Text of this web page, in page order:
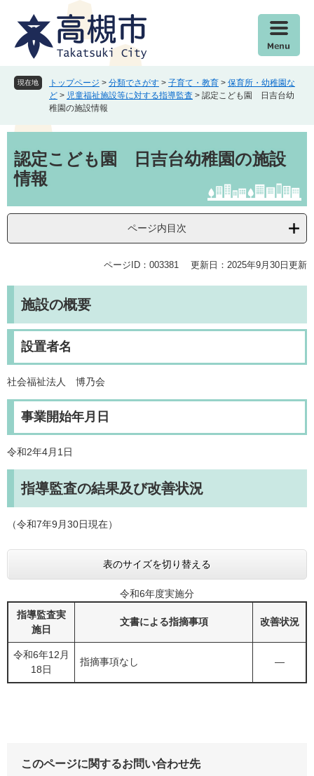
現在地 トップページ > 分類でさがす > 子育て・教育 > 保育所・幼稚園な
ど > 児童福祉施設等に対する指導監査 > 認定こども園 日吉台幼
稚園の施設情報
文認定こども園 日吉台幼稚園の施設
情報
ページ内目次
ページID：003381 更新日：2025年9月30日更新
施設の概要
設置者名
社会福祉法人 博乃会
事業開始年月日
令和2年4月1日
指導監査の結果及び改善状況
（令和7年9月30日現在）
表のサイズを切り替える
令和6年度実施分
指導監査実
施日
文書による指摘事項 改善状況
令和6年12月
18日
指摘事項なし ―
このページに関するお問い合わせ先